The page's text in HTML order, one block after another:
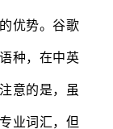
优势。谷歌
种，在中英
意的是，虽
业词汇，但